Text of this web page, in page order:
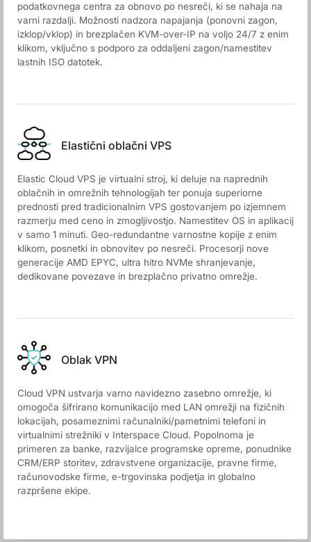
podatkovnega centra za obnovo po nesreči, ki se nahaja na
varni razdalji. Možnosti nadzora napajanja (ponovni zagon,
izklop/vklop) in brezplačen KVM-over-IP na voljo 24/7 z enim
klikom, vključno s podporo za oddaljeni zagon/namestitev
lastnih ISO datotek.
Elastični oblačni VPS
Elastic Cloud VPS je virtualni stroj, ki deluje na naprednih
oblačnih in omrežnih tehnologijah ter ponuja superiorne
prednosti pred tradicionalnim VPS gostovanjem po izjemnem
razmerju med ceno in zmogljivostjo. Namestitev OS in aplikacij
v samo 1 minuti. Geo-redundantne varnostne kopije z enim
klikom, posnetki in obnovitev po nesreči. Procesorji nove
generacije AMD EPYC, ultra hitro NVMe shranjevanje,
dedikovane povezave in brezplačno privatno omrežje.
Oblak VPN
Cloud VPN ustvarja varno navidezno zasebno omrežje, ki
omogoča šifrirano komunikacijo med LAN omrežji na fizičnih
lokacijah, posameznimi računalniki/pametnimi telefoni in
virtualnimi strežniki v Interspace Cloud. Popolnoma je
primeren za banke, razvijalce programske opreme, ponudnike
CRM/ERP storitev, zdravstvene organizacije, pravne firme,
računovodske firme, e-trgovinska podjetja in globalno
razpršene ekipe.